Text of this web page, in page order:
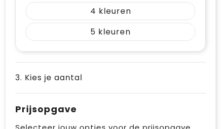
4
5
3. Kies je aantal
Prijsopgave